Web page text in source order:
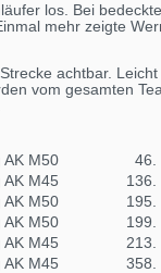
los. Bei
mehr zeigte
achtbar.
vom gesamten
AK M50
46.
AK M45
136.
AK M50
195.
AK M50
199.
AK M45
213.
AK M45
358.